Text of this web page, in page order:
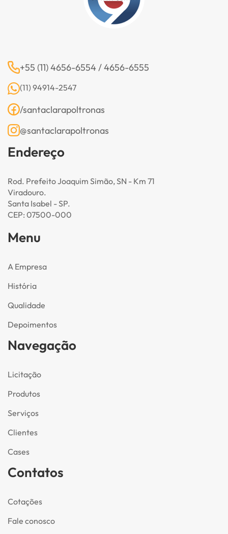
+55 (11) 4656-6554 / 4656-6555
(11) 94914-2547
/santaclarapoltronas
@santaclarapoltronas
Endereço
Rod. Prefeito Joaquim Simão, SN - Km 71
Viradouro.
Santa Isabel - SP.
CEP: 07500-000
Menu
A Empresa
História
Qualidade
Depoimentos
Navegação
Licitação
Produtos
Serviços
Clientes
Cases
Contatos
Cotações
Fale conosco